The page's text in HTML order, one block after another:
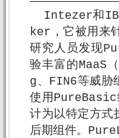
Intezer和
ker，它被用来
研究人员发现
验丰富的MaaS
g、FIN6等威胁
使用PureBasic
计为以特定方式
后期组件。